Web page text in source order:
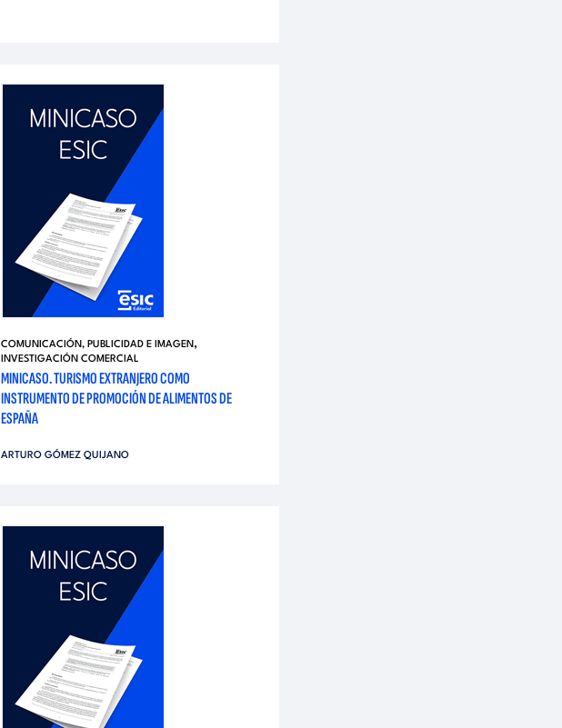
COMUNICACIÓN, PUBLICIDAD E IMAGEN,
INVESTIGACIÓN COMERCIAL
MINICASO. TURISMO EXTRANJERO COMO
INSTRUMENTO DE PROMOCIÓN DE ALIMENTOS DE
ESPAÑA
ARTURO GÓMEZ QUIJANO